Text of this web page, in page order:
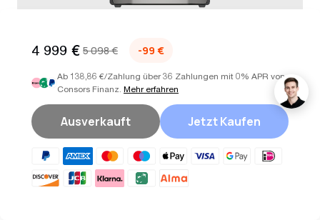
4 999 € 5 098 € -99 €
Ab 138,86 €/Zahlung über 36 Zahlungen mit 0% APR von
Consors Finanz. Mehr erfahren
Ausverkauft Jetzt Kaufen
EcoFlow
l (DELTA Pro Ultra) – 0,2
m
Sicherheitsleitfaden